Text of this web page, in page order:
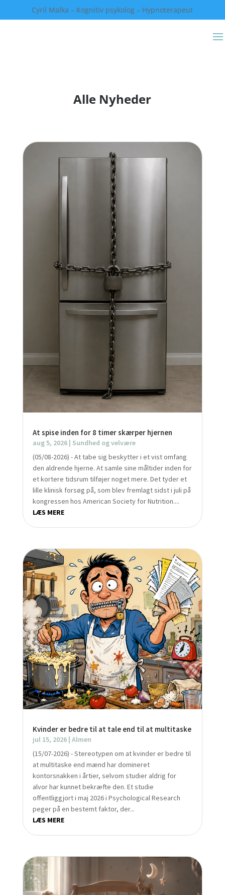
Cyril Malka – Kognitiv psykolog – Hypnoterapeut
Alle Nyheder
At spise inden for 8 timer skærper hjernen
aug 5, 2026| Sundhed og velvære
(05/08-2026) - At tabe sig beskytter i et vist omfang
den aldrende hjerne. At samle sine måltider inden for
et kortere tidsrum tilføjer noget mere. Det tyder et
lille klinisk forsøg på, som blev fremlagt sidst i juli på
kongressen hos American Society for Nutrition....
LÆS MERE
Kvinder er bedre til at tale end til at multitaske
jul 15, 2026| Almen
(15/07-2026) - Stereotypen om at kvinder er bedre til
at multitaske end mænd har domineret
kontorsnakken i årtier, selvom studier aldrig for
alvor har kunnet bekræfte den. Et studie
offentliggjort i maj 2026 i Psychological Research
peger på en bestemt faktor, der...
LÆS MERE